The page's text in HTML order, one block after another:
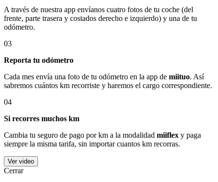
A través de nuestra app envíanos cuatro fotos de tu coche (del
frente, parte trasera y costados derecho e izquierdo) y una de tu
odómetro.
03
Reporta tu odómetro
Cada mes envía una foto de tu odómetro en la app de miituo. Así
sabremos cuántos km recorriste y haremos el cargo correspondiente.
04
Si recorres muchos km
Cambia tu seguro de pago por km a la modalidad miiflex y paga
siempre la misma tarifa, sin importar cuantos km recorras.
Ver video
Cerrar